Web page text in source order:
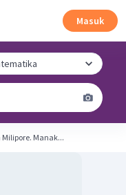
Masuk
Manak...